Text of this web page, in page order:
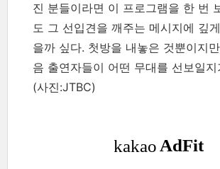
진 분들이라면 이 프로그램을 한 번
도 그 선입견을 깨주는 메시지에 깊
을까 싶다. 첫방을 내놓은 것뿐이지
음 출연자들이 어떤 무대를 선보일
(사진:JTBC)